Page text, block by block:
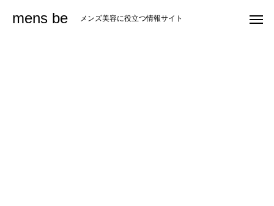
mens be メンズ美容に役立つ情報サイト